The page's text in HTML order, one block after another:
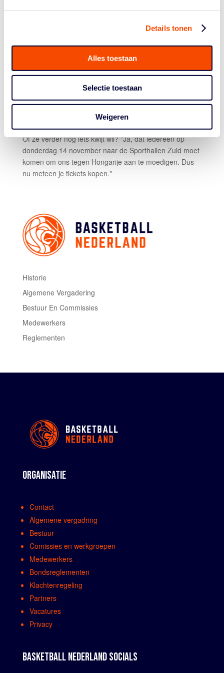
Details tonen
Alles toestaan
Selectie toestaan
Weigeren
won ze ook nog brons in 2017 met de Orange Lions bij
3×3? "Ik vind het allebei leuk, maar als ik echt moet
kiezen ga ik voor 5-5. Lastig om uit te leggen waarom.
Dat is een gevoel, daar ben je toch van jongs af aan
mee opgegroeid. Maar dat neemt niet weg dat ik 3×3
Of ze verder nog iets kwijt wil? "Ja, dat iedereen op
donderdag 14 november naar de Sporthallen Zuid moet
komen om ons tegen Hongarije aan te moedigen. Dus
nu meteen je tickets kopen."
Historie
Algemene Vergadering
Bestuur En Commissies
Medewerkers
Reglementen
ORGANISATIE
Contact
Algemene vergadring
Bestuur
Comissies en werkgroepen
Medewerkers
Bondsreglementen
Klachtenregeling
Partners
Vacatures
Privacy
BASKETBALL NEDERLAND SOCIALS